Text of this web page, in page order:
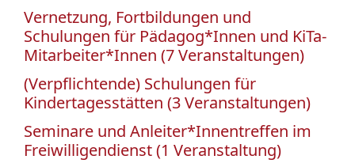
Vernetzung, Fortbildungen und
Schulungen für Pädagog*Innen und KiTa-
Mitarbeiter*Innen (7 Veranstaltungen)
(Verpflichtende) Schulungen für
Kindertagesstätten (3 Veranstaltungen)
Seminare und Anleiter*Innentreffen im
Freiwilligendienst (1 Veranstaltung)